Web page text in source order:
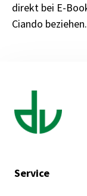
direkt bei E-
Ciando beziehen.
Service